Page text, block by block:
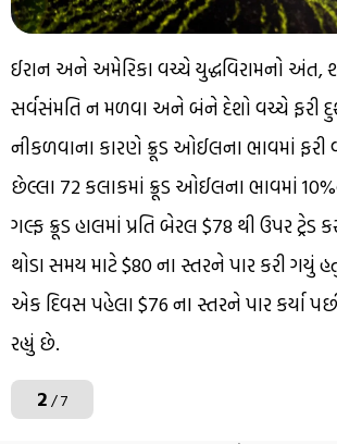
ઈરાન અને અમેરિકા વચ્ચે યુદ્ધવિરામનો અંત,
સર્વસંમતિ ન મળવા અને બંને દેશો વચ્ચે ફરી
નીકળવાના કારણે ક્રૂડ ઓઈલના ભાવમાં ફરી
છેલ્લા 72 કલાકમાં ક્રૂડ ઓઈલના ભાવમાં
ગલ્ફ ક્રૂડ હાલમાં પ્રતિ બેરલ $78 થી ઉપર ટ્રેડ
થોડા સમય માટે $80 ના સ્તરને પાર કરી ગયું
એક દિવસ પહેલા $76 ના સ્તરને પાર કર્યા
રહ્યું છે.
2/ 7